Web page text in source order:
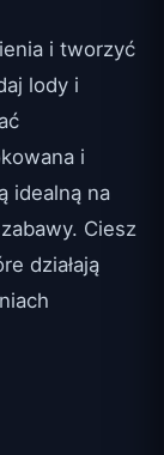
i tworzyć
lody i
i
idealną na
Ciesz
działają